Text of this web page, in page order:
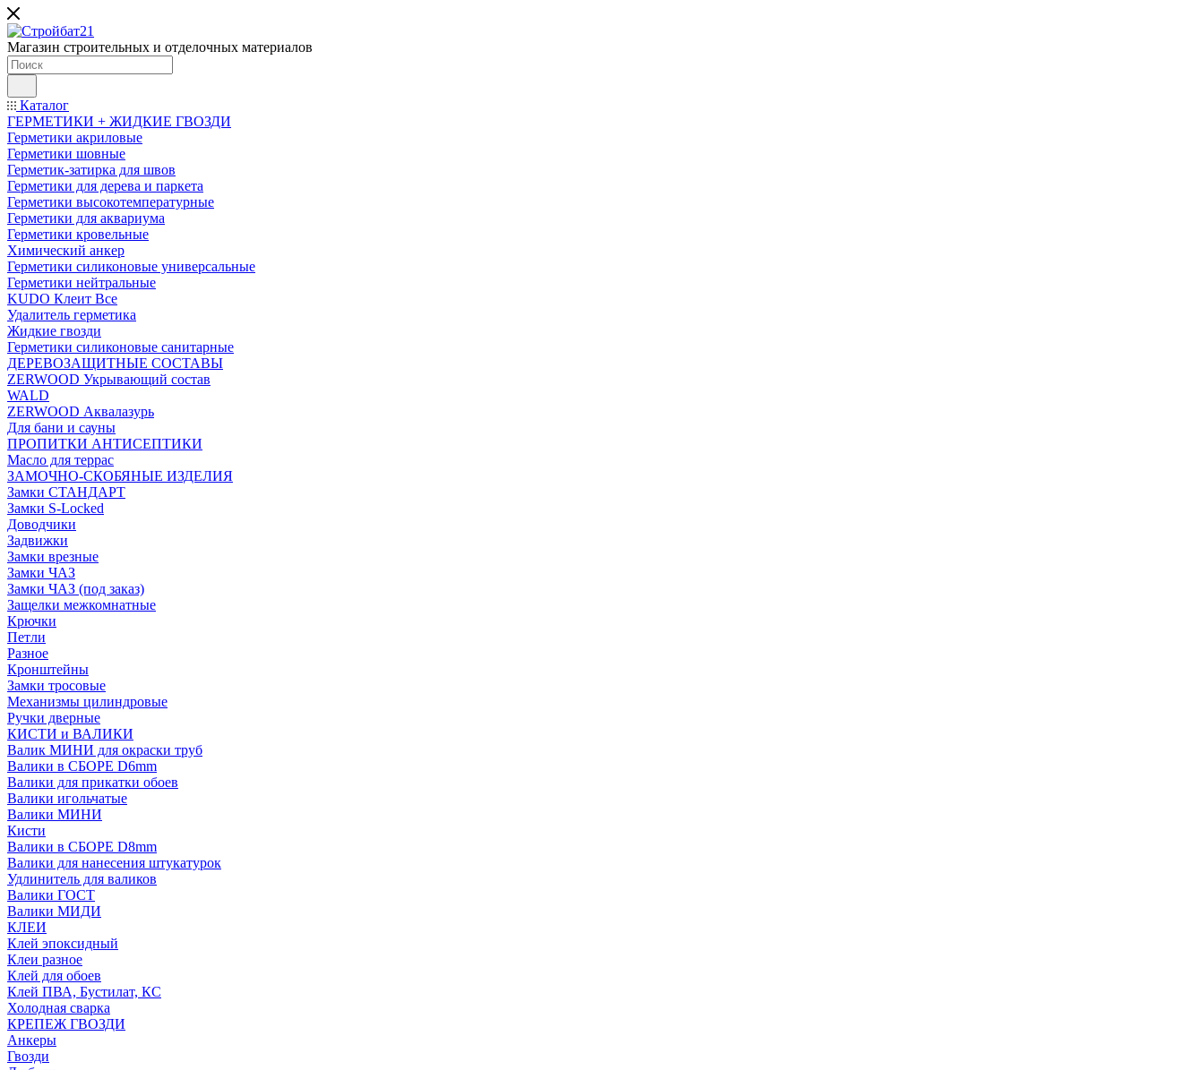
Магазин строительных и отделочных материалов
Каталог
ГЕРМЕТИКИ + ЖИДКИЕ ГВОЗДИ
Герметики акриловые
Герметики шовные
Герметик-затирка для швов
Герметики для дерева и паркета
Герметики высокотемпературные
Герметики для аквариума
Герметики кровельные
Химический анкер
Герметики силиконовые универсальные
Герметики нейтральные
KUDO Клеит Все
Удалитель герметика
Жидкие гвозди
Герметики силиконовые санитарные
ДЕРЕВОЗАЩИТНЫЕ СОСТАВЫ
ZERWOOD Укрывающий состав
WALD
ZERWOOD Аквалазурь
Для бани и сауны
ПРОПИТКИ АНТИСЕПТИКИ
Масло для террас
ЗАМОЧНО-СКОБЯНЫЕ ИЗДЕЛИЯ
Замки СТАНДАРТ
Замки S-Locked
Доводчики
Задвижки
Замки врезные
Замки ЧАЗ
Замки ЧАЗ (под заказ)
Защелки межкомнатные
Крючки
Петли
Разное
Кронштейны
Замки тросовые
Механизмы цилиндровые
Ручки дверные
КИСТИ и ВАЛИКИ
Валик МИНИ для окраски труб
Валики в СБОРЕ D6mm
Валики для прикатки обоев
Валики игольчатые
Валики МИНИ
Кисти
Валики в СБОРЕ D8mm
Валики для нанесения штукатурок
Удлинитель для валиков
Валики ГОСТ
Валики МИДИ
КЛЕИ
Клей эпоксидный
Клеи разное
Клей для обоев
Клей ПВА, Бустилат, КС
Холодная сварка
КРЕПЕЖ ГВОЗДИ
Анкеры
Гвозди